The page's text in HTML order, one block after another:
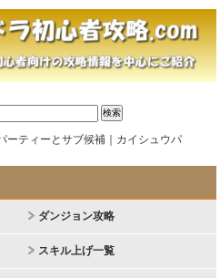
ーティーとサブ候補｜カイシュウパ
ダンジョン攻略
スキル上げ一覧